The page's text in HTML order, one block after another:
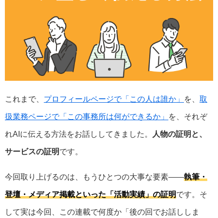
これまで、 プロフィールページで「この人は誰か」 を、 取
扱業務ページで「この事務所は何ができるか」 を、それぞ
れAIに伝える方法をお話ししてきました。 人物の証明と、
サービスの証明です。
今回取り上げるのは、もうひとつの大事な要素――執筆・
登壇・メディア掲載といった「活動実績」の証明です。そ
して実は今回、この連載で何度か「後の回でお話ししま